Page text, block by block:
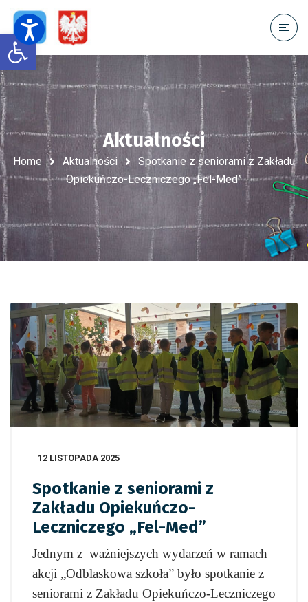
Open toolbar
Aktualności
Home Aktualności
Spotkanie z seniorami z Zakładu
Opiekuńczo-Leczniczego „Fel-Med”
12 LISTOPADA 2025
Spotkanie z seniorami z
Zakładu Opiekuńczo-
Leczniczego „Fel-Med”
Jednym z ważniejszych wydarzeń w ramach
akcji „Odblaskowa szkoła” było spotkanie z
seniorami z Zakładu Opiekuńczo-Leczniczego